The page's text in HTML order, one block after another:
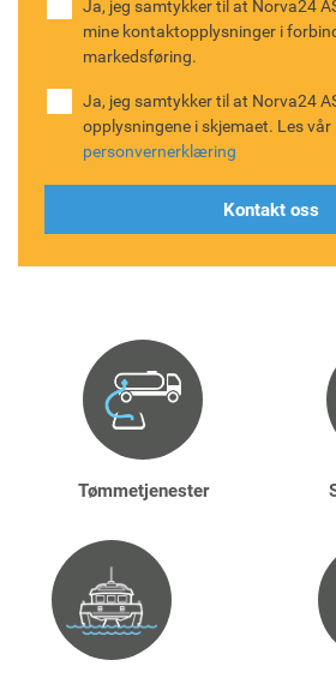
Ja, jeg samtykker til at Norva24
mine kontaktopplysninger i
markedsføring.
Ja, jeg samtykker til at Norva24
opplysningene i skjemaet. Les vår
personvernerklæring
Tømmetjenester